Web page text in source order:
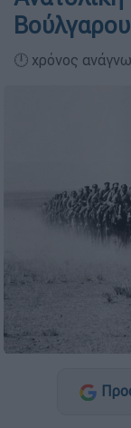
🕛 χρόνος